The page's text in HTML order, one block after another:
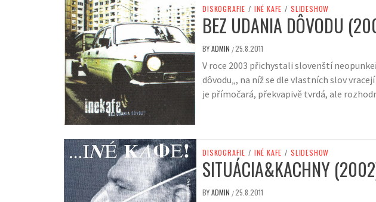
DISKOGRAFIE / INÉ KAFE / SLIDESHOW
BEZ UDANIA DÔVODU
BYADMIN /25.8.2011
V roce 2003 přichystali slovenští
dôvodu„, na níž se dle vlastních slov
je přímočará, překvapivě tvrdá, ale
DISKOGRAFIE / INÉ KAFE / SLIDESHOW
SITUÁCIA&KACHNY
BYADMIN /25.8.2011